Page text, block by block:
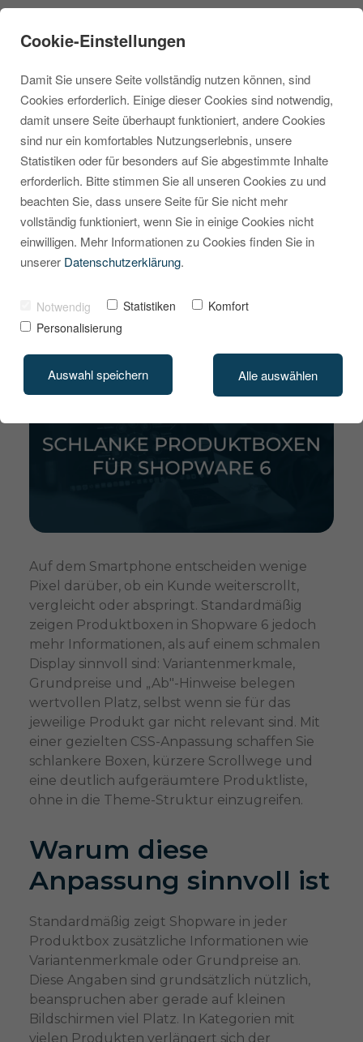
Schlanke
Produktboxen: Mehr
Übersicht, weniger
Scrollen
MARCEL KRIPPENDORF
Auf dem Smartphone entscheiden wenige
Pixel darüber, ob ein Kunde weiterscrollt,
vergleicht oder abspringt. Standardmäßig
zeigen Produktboxen in Shopware 6 jedoch
mehr Informationen, als auf einem schmalen
Display sinnvoll sind: Variantenmerkmale,
Grundpreise und „Ab"-Hinweise belegen
wertvollen Platz, selbst wenn sie für das
jeweilige Produkt gar nicht relevant sind. Mit
einer gezielten CSS-Anpassung schaffen Sie
schlankere Boxen, kürzere Scrollwege und
eine deutlich aufgeräumtere Produktliste,
ohne in die Theme-Struktur einzugreifen.
Warum diese
Anpassung sinnvoll ist
Standardmäßig zeigt Shopware in jeder
Produktbox zusätzliche Informationen wie
Variantenmerkmale oder Grundpreise an.
Diese Angaben sind grundsätzlich nützlich,
beanspruchen aber gerade auf kleinen
Bildschirmen viel Platz. In Kategorien mit
vielen Produkten verlängert sich der
Cookie-Einstellungen
Damit Sie unsere Seite vollständig nutzen können, sind
Cookies erforderlich. Einige dieser Cookies sind notwendig,
damit unsere Seite überhaupt funktioniert, andere Cookies
sind nur ein komfortables Nutzungserlebnis, unsere
Statistiken oder für besonders auf Sie abgestimmte Inhalte
erforderlich. Bitte stimmen Sie all unseren Cookies zu und
beachten Sie, dass unsere Seite für Sie nicht mehr
vollständig funktioniert, wenn Sie in einige Cookies nicht
einwilligen. Mehr Informationen zu Cookies finden Sie in
unserer Datenschutzerklärung.
Notwendig Statistiken
Komfort
Personalisierung
Auswahl speichern Alle auswählen